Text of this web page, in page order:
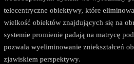
telecentryczne obiektywy, które
wielkość obiektów znajdujących się na
systemie promienie padają na matrycę
pozwala wyeliminowanie zniekształceń
zjawiskiem perspektywy.